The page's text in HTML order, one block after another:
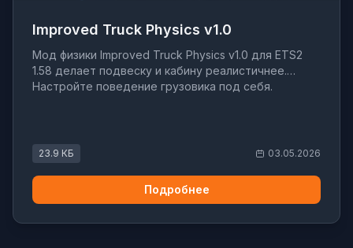
Improved Truck Physics v1.0
Мод физики Improved Truck Physics v1.0 для ETS2
1.58 делает подвеску и кабину реалистичнее.
Настройте поведение грузовика под себя.
23.9 КБ 03.05.2026
Подробнее